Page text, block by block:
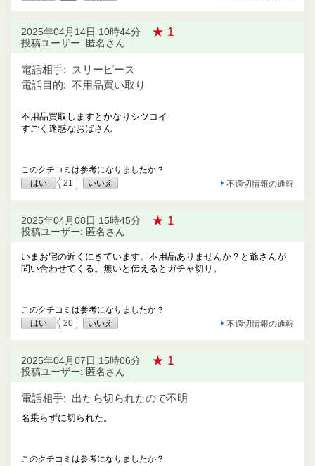
2025年04月14日 10時44分 ★ 1
投稿ユーザー: 匿名さん
電話相手:
スリーピース
電話目的: 不用品買い取り
不用品買取しますとかなりシツコイ
すごく迷惑なおばさん
このクチコミは参考になりましたか？
はい
21 いいえ 不適切情報の通報
2025年04月08日 15時45分 ★ 1
投稿ユーザー: 匿名さん
いまお宅の近くにきています。不用品ありませんか？と爺さんが
問い合わせてくる。無いと伝えるとガチャ切り。
このクチコミは参考になりましたか？
はい
20 いいえ 不適切情報の通報
2025年04月07日 15時06分 ★ 1
投稿ユーザー: 匿名さん
電話相手: 出たら切られたので不明
名乗らずに切られた。
このクチコミは参考になりましたか？